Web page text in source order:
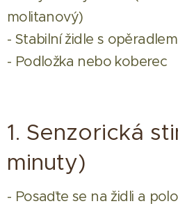
molitanový)
- Stabilní židle s opěradlem
- Podložka nebo koberec
1. Senzorická
minuty)
- Posaďte se na židli a